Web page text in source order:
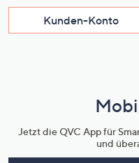
Kunden-Konto
Jetzt die QVC App für
und